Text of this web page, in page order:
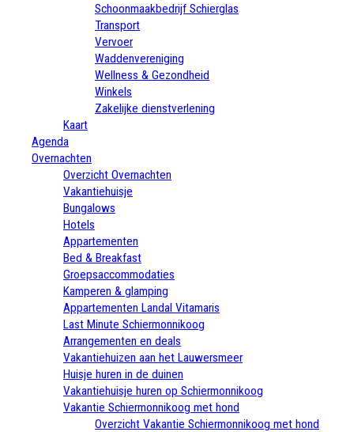
Schoonmaakbedrijf Schierglas
Transport
Vervoer
Waddenvereniging
Wellness & Gezondheid
Winkels
Zakelijke dienstverlening
Kaart
Agenda
Overnachten
Overzicht Overnachten
Vakantiehuisje
Bungalows
Hotels
Appartementen
Bed & Breakfast
Groepsaccommodaties
Kamperen & glamping
Appartementen Landal Vitamaris
Last Minute Schiermonnikoog
Arrangementen en deals
Vakantiehuizen aan het Lauwersmeer
Huisje huren in de duinen
Vakantiehuisje huren op Schiermonnikoog
Vakantie Schiermonnikoog met hond
Overzicht Vakantie Schiermonnikoog met hond